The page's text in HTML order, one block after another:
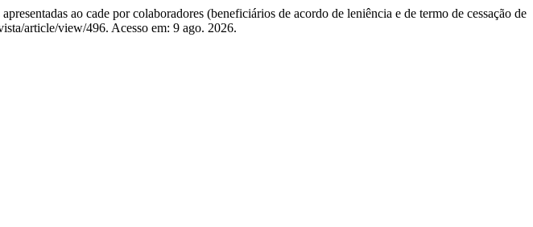
ao cade por colaboradores (beneficiários de acordo de leniência e de termo de cessação de
article/view/496. Acesso em: 9 ago. 2026.